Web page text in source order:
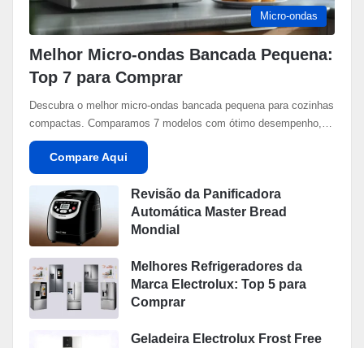
Micro-ondas
Melhor Micro-ondas Bancada Pequena:
Top 7 para Comprar
Descubra o melhor micro-ondas bancada pequena para cozinhas
compactas. Comparamos 7 modelos com ótimo desempenho,…
Compare Aqui
Revisão da Panificadora
Automática Master Bread
Mondial
Melhores Refrigeradores da
Marca Electrolux: Top 5 para
Comprar
Geladeira Electrolux Frost Free